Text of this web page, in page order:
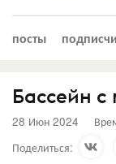
посты
Бассейн
28 Июн 2024
Поделиться: